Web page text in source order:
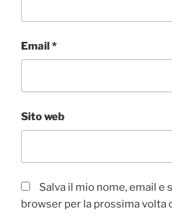
Email*
Sito web
Salva il mio nome, email e
browser per la prossima volta